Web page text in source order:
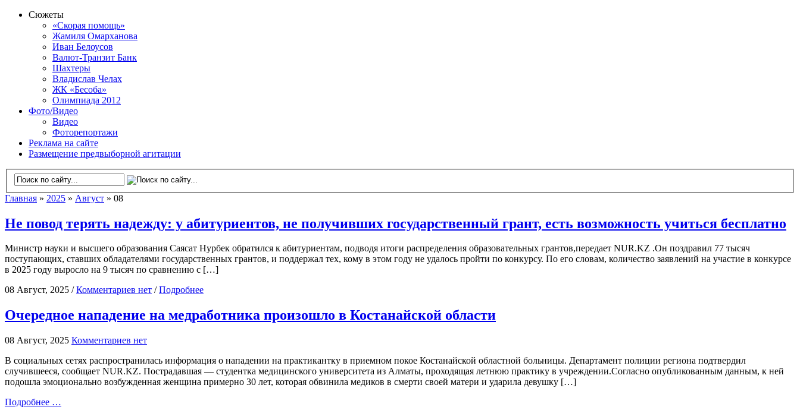
Сюжеты
«Скорая помощь»
Жамиля Омарханова
Иван Белоусов
Валют-Транзит Банк
Шахтеры
Владислав Челах
ЖК «Бесоба»
Олимпиада 2012
Фото/Видео
Видео
Фоторепортажи
Реклама на сайте
Размещение предвыборной агитации
Главная » 2025 » Август » 08
Не повод терять надежду: у абитуриентов, не получивших государственный грант, есть возможность учиться бесплатно
Министр науки и высшего образования Саясат Нурбек обратился к абитуриентам, подводя итоги распределения образовательных грантов,передает NUR.KZ .Он поздравил 77 тысяч
поступающих, ставших обладателями государственных грантов, и поддержал тех, кому в этом году не удалось пройти по конкурсу. По его словам, количество заявлений на участие в конкурсе
в 2025 году выросло на 9 тысяч по сравнению с […]
08 Август, 2025 /Комментариев нет /Подробнее
Очередное нападение на медработника произошло в Костанайской области
08 Август, 2025 Комментариев нет
В социальных сетях распространилась информация о нападении на практикантку в приемном покое Костанайской областной больницы. Департамент полиции региона подтвердил
случившееся, сообщает NUR.KZ. Пострадавшая — студентка медицинского университета из Алматы, проходящая летнюю практику в учреждении.Согласно опубликованным данным, к ней
подошла эмоционально возбужденная женщина примерно 30 лет, которая обвинила медиков в смерти своей матери и ударила девушку […]
Подробнее …